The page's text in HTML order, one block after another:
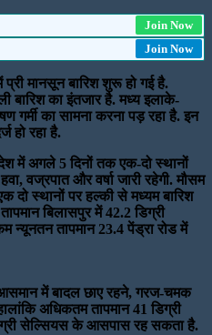
Join Now
Join Now
मानसून बारिश शुरू हो गई है.
बारिश का इंतजार है. मध्य इलाके-
गर्मी का सामना करना पड़ रहा है. इन
हो रहा है.
में अगले 5 दिनों तक एक-दो स्थानों
वज्रपात और वर्षा जारी रहेगी. मौसम
दो स्थानों पर हल्की से मध्यम बारिश
बिलासपुर में 42.2 डिग्री
न्यूनतन तापमान 23.4 पेंड्रा रोड में
आसमान में बादल छाए रहने, गरज-चमक
अधिकतम तापमान 41 डिग्री
सेल्सियस के आसपास रह सकता है.